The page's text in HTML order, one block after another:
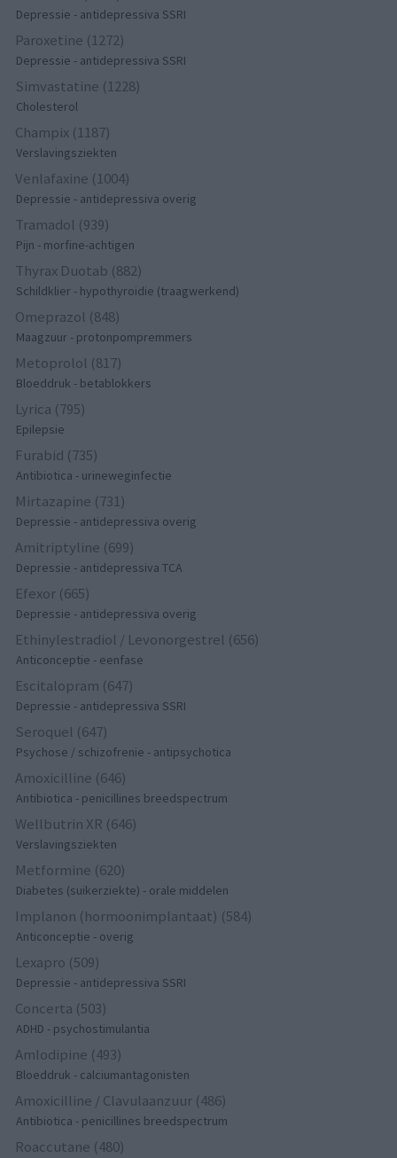
Depressie - antidepressiva SSRI
Paroxetine (1272)
Depressie - antidepressiva SSRI
Simvastatine (1228)
Cholesterol
Champix (1187)
Verslavingsziekten
Venlafaxine (1004)
Depressie - antidepressiva overig
Tramadol (939)
Pijn - morfine-achtigen
Thyrax Duotab (882)
Schildklier - hypothyroidie (traagwerkend)
Omeprazol (848)
Maagzuur - protonpompremmers
Metoprolol (817)
Bloeddruk - betablokkers
Lyrica (795)
Epilepsie
Furabid (735)
Antibiotica - urineweginfectie
Mirtazapine (731)
Depressie - antidepressiva overig
Amitriptyline (699)
Depressie - antidepressiva TCA
Efexor (665)
Depressie - antidepressiva overig
Ethinylestradiol / Levonorgestrel (656)
Anticonceptie - eenfase
Escitalopram (647)
Depressie - antidepressiva SSRI
Seroquel (647)
Psychose / schizofrenie - antipsychotica
Amoxicilline (646)
Antibiotica - penicillines breedspectrum
Wellbutrin XR (646)
Verslavingsziekten
Metformine (620)
Diabetes (suikerziekte) - orale middelen
Implanon (hormoonimplantaat) (584)
Anticonceptie - overig
Lexapro (509)
Depressie - antidepressiva SSRI
Concerta (503)
ADHD - psychostimulantia
Amlodipine (493)
Bloeddruk - calciumantagonisten
Amoxicilline / Clavulaanzuur (486)
Antibiotica - penicillines breedspectrum
Roaccutane (480)